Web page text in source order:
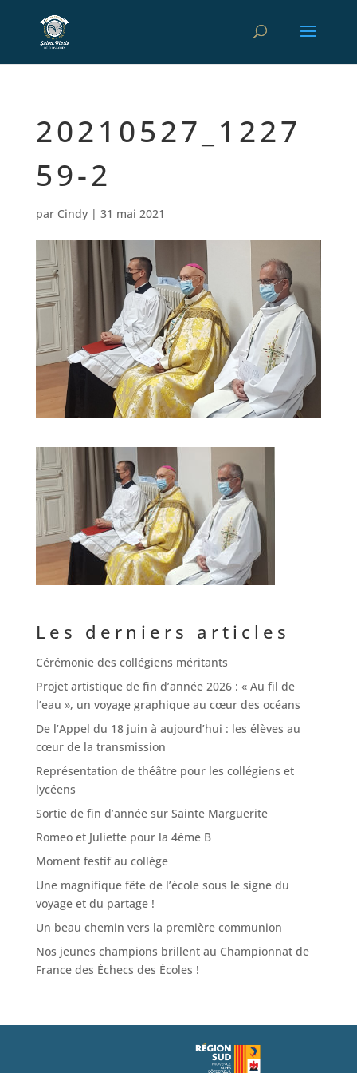
20210527_1227
59-2
par Cindy| 31 mai 2021
Les derniers articles
Cérémonie des collégiens méritants
Projet artistique de fin d’année 2026 : « Au fil de
l’eau », un voyage graphique au cœur des océans
De l’Appel du 18 juin à aujourd’hui : les élèves au
cœur de la transmission
Représentation de théâtre pour les collégiens et
lycéens
Sortie de fin d’année sur Sainte Marguerite
Romeo et Juliette pour la 4ème B
Moment festif au collège
Une magnifique fête de l’école sous le signe du
voyage et du partage !
Un beau chemin vers la première communion
Nos jeunes champions brillent au Championnat de
France des Échecs des Écoles !